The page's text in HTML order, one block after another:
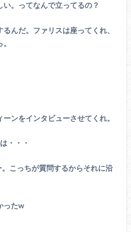
。ってなんで立ってるの？
んだ。ファリスは座ってくれ、
ンをインタビューさせてくれ。
・・・
こっちが質問するからそれに沿
ったw